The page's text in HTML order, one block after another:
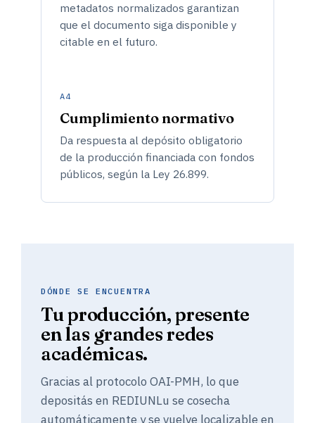
metadatos normalizados garantizan
que el documento siga disponible y
citable en el futuro.
A4
Cumplimiento normativo
Da respuesta al depósito obligatorio
de la producción financiada con fondos
públicos, según la Ley 26.899.
DÓNDE SE ENCUENTRA
Tu producción, presente
en las grandes redes
académicas.
Gracias al protocolo OAI-PMH, lo que
depositás en REDIUNLu se cosecha
automáticamente y se vuelve localizable en